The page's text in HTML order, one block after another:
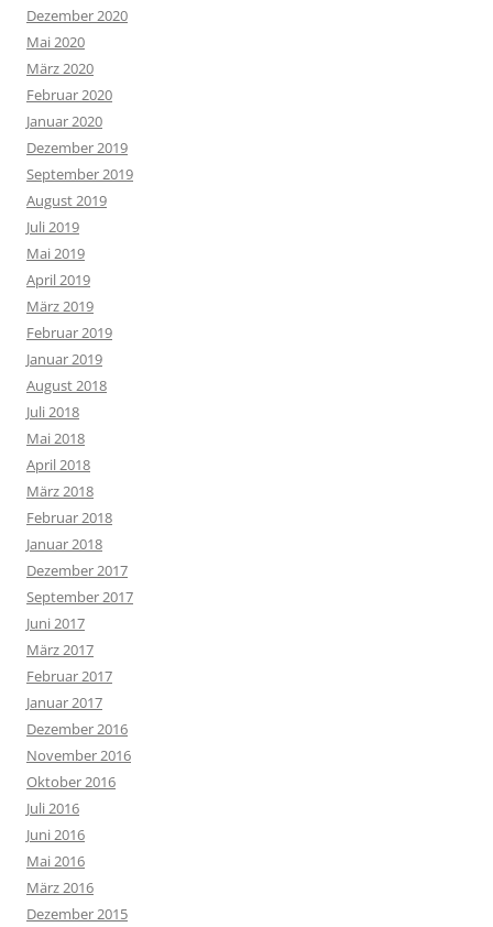
Dezember 2020
Mai 2020
März 2020
Februar 2020
Januar 2020
Dezember 2019
September 2019
August 2019
Juli 2019
Mai 2019
April 2019
März 2019
Februar 2019
Januar 2019
August 2018
Juli 2018
Mai 2018
April 2018
März 2018
Februar 2018
Januar 2018
Dezember 2017
September 2017
Juni 2017
März 2017
Februar 2017
Januar 2017
Dezember 2016
November 2016
Oktober 2016
Juli 2016
Juni 2016
Mai 2016
März 2016
Dezember 2015